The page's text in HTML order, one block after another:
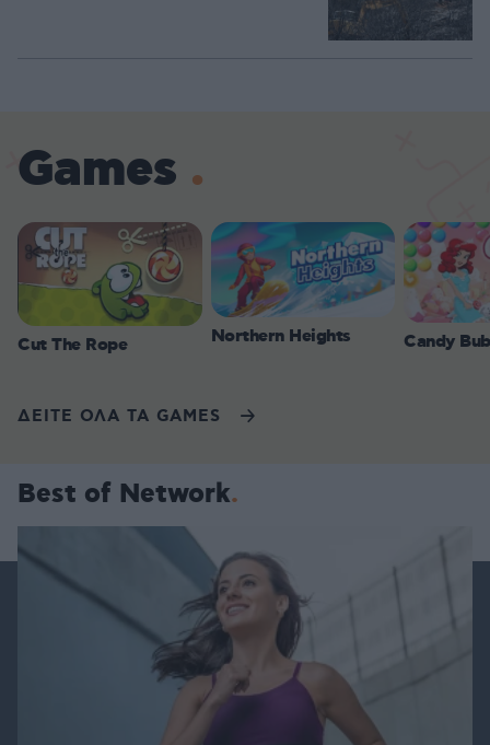
Games
Cut The Rope Northern Heights Candy
ΔΕΙΤΕ ΟΛΑ ΤΑ GAMES
Best of Network